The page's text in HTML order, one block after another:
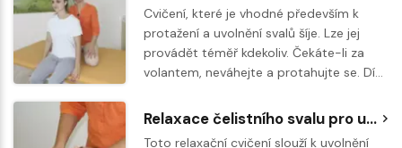
Cvičení, které je vhodné především k
protažení a uvolnění svalů šíje. Lze jej
provádět téměř kdekoliv. Čekáte-li za
volantem, neváhejte a protahujte se. Dí…
Relaxace čelistního svalu pro uvolnění napětí žvýkacích svalů - symetricky
Toto relaxační cvičení slouží k uvolnění